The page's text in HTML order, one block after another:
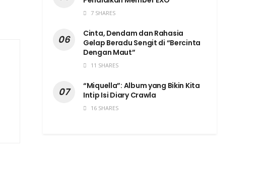
7 SHARES
Cinta, Dendam dan Rahasia
Gelap Beradu Sengit di “Bercinta
Dengan Maut”
11 SHARES
“Miquella”: Album yang Bikin Kita
Intip Isi Diary Crawla
16 SHARES